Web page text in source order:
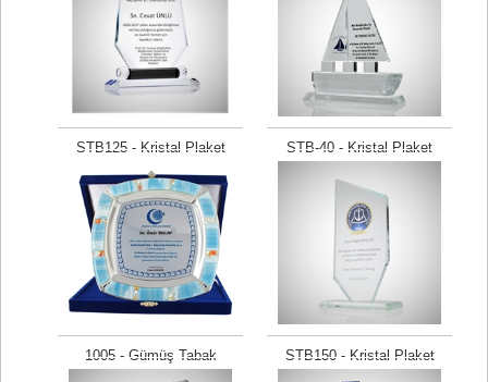
STB125 - Kristal Plaket
Fiyat isteyiniz
STB-40 - Kristal Plaket
Fiyat isteyiniz
1005 - Gümüş Tabak STB150 - Kristal Plaket